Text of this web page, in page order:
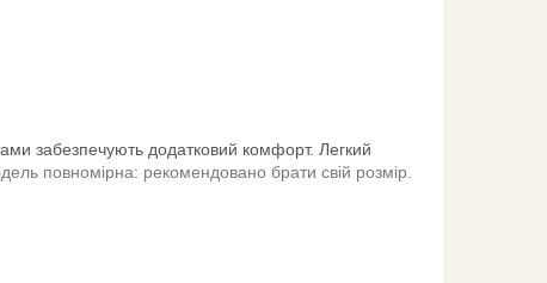
забезпечують додатковий комфорт. Легкий
повномірна: рекомендовано брати свій розмір.